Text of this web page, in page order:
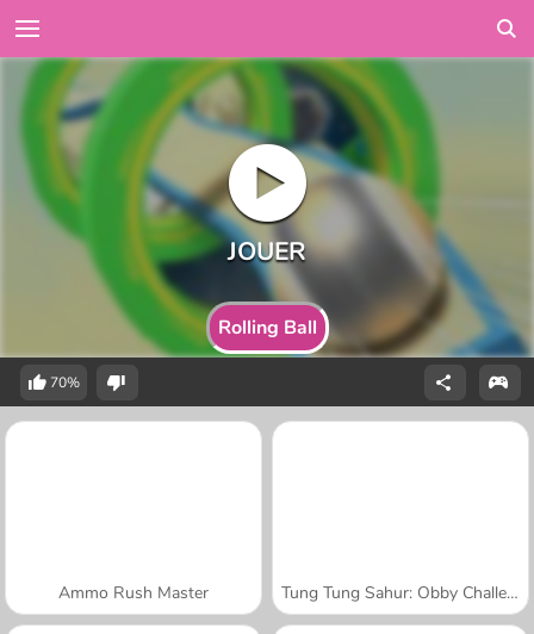
Rolling Ball
70%
Ammo Rush Master Tung Tung Sahur: Obby Challenge